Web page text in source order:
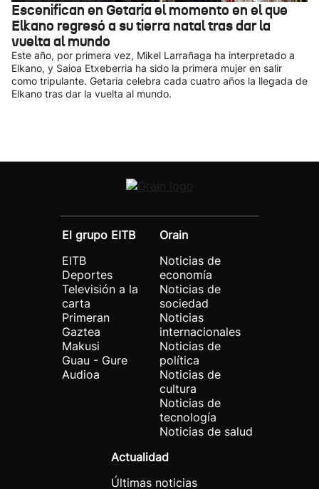
Escenifican en Getaria el momento en el que
Elkano regresó a su tierra natal tras dar la
vuelta al mundo
Este año, por primera vez, Mikel Larrañaga ha interpretado a
Elkano, y Saioa Etxeberria ha sido la primera mujer en salir
como tripulante. Getaria celebra cada cuatro años la llegada de
Elkano tras dar la vuelta al mundo.
El grupo EITB
EITB
Deportes
Televisión a la
carta
Primeran
Gaztea
Makusi
Guau - Gure
Audioa
Orain
Noticias de
economía
Noticias de
sociedad
Noticias
internacionales
Noticias de
política
Noticias de
cultura
Noticias de
tecnología
Noticias de salud
Actualidad
Últimas noticias